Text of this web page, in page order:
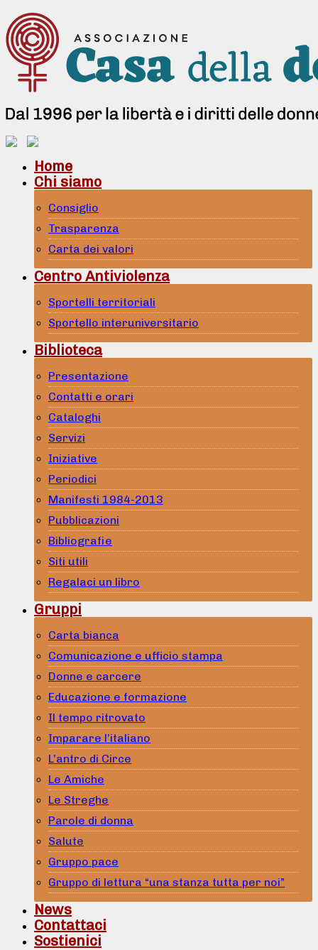
Home
Chi siamo
Consiglio
Trasparenza
Carta dei valori
Centro Antiviolenza
Sportelli territoriali
Sportello interuniversitario
Biblioteca
Presentazione
Contatti e orari
Cataloghi
Servizi
Iniziative
Periodici
Manifesti 1984-2013
Pubblicazioni
Bibliografie
Siti utili
Regalaci un libro
Gruppi
Carta bianca
Comunicazione e ufficio stampa
Donne e carcere
Educazione e formazione
Il tempo ritrovato
Imparare l’italiano
L’antro di Circe
Le Amiche
Le Streghe
Parole di donna
Salute
Gruppo pace
Gruppo di lettura “una stanza tutta per noi”
News
Contattaci
Sostienici